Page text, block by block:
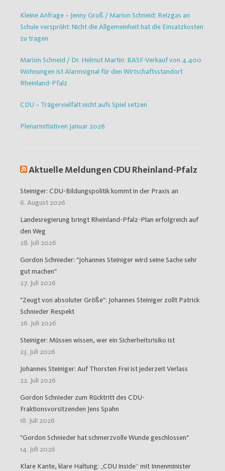
Kleine Anfrage – Jenny Groß / Marion Schneid: Reizgas an
Schule versprüht: Nicht die Allgemeinheit hat die Einsatzkosten
zu tragen
Marion Schneid / Dr. Helmut Martin: BASF-Verkauf von 4.400
Wohnungen ist Alarmsignal für den Wirtschaftsstandort
Rheinland-Pfalz
CDU – Trägervielfalt nicht aufs Spiel setzen
Plenarinitiativen Januar 2026
Aktuelle Meldungen CDU Rheinland-Pfalz
Steiniger: CDU-Bildungspolitik kommt in der Praxis an
6. August 2026
Landesregierung bringt Rheinland-Pfalz-Plan erfolgreich auf
den Weg
28. Juli 2026
Gordon Schnieder: "Johannes Steiniger wird seine Sache sehr
gut machen"
27. Juli 2026
"Zeugt von absoluter Größe": Johannes Steiniger zollt Patrick
Schnieder Respekt
26. Juli 2026
Steiniger: Müssen wissen, wer ein Sicherheitsrisiko ist
23. Juli 2026
Johannes Steiniger: Auf Thorsten Frei ist jederzeit Verlass
22. Juli 2026
Gordon Schnieder zum Rücktritt des CDU-
Fraktionsvorsitzenden Jens Spahn
18. Juli 2026
"Gordon Schnieder hat schmerzvolle Wunde geschlossen"
14. Juli 2026
Klare Kante, klare Haltung: „CDU inside“ mit Innenminister